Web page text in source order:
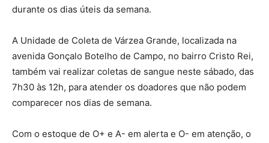
durante os dias úteis da semana.
A Unidade de Coleta de Várzea Grande, localizada na
avenida Gonçalo Botelho de Campo, no bairro Cristo Rei,
também vai realizar coletas de sangue neste sábado, das
7h30 às 12h, para atender os doadores que não podem
comparecer nos dias de semana.
Com o estoque de O+ e A- em alerta e O- em atenção, o